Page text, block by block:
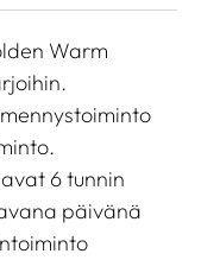
Warm
6 tunnin
päivänä